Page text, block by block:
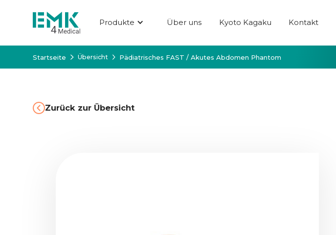
Produkte Über uns Kyoto Kagaku Kontakt
Startseite Übersicht Pädiatrisches FAST / Akutes Abdomen Phantom
Zurück zur Übersicht